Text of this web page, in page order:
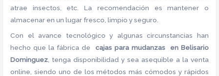
atrae insectos, etc. La recomendación es mantener o
almacenar en un lugar fresco, limpio y seguro.
Con el avance tecnológico y algunas circunstancias han
hecho que la fábrica de cajas para mudanzas en Belisario
Dominguez , tenga disponibilidad y sea asequible a la venta
online, siendo uno de los métodos más cómodos y rápidos